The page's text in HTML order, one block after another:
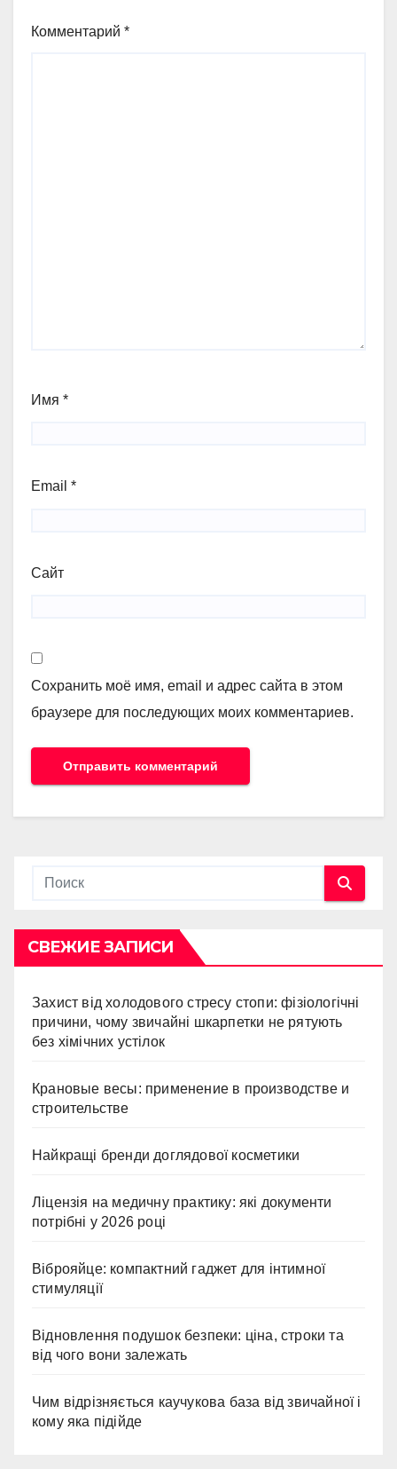
Комментарий *
Имя *
Email *
Сайт
Сохранить моё имя, email и адрес сайта в этом
браузере для последующих моих комментариев.
СВЕЖИЕ ЗАПИСИ
Захист від холодового стресу стопи: фізіологічні
причини, чому звичайні шкарпетки не рятують
без хімічних устілок
Крановые весы: применение в производстве и
строительстве
Найкращі бренди доглядової косметики
Ліцензія на медичну практику: які документи
потрібні у 2026 році
Віброяйце: компактний гаджет для інтимної
стимуляції
Відновлення подушок безпеки: ціна, строки та
від чого вони залежать
Чим відрізняється каучукова база від звичайної і
кому яка підійде